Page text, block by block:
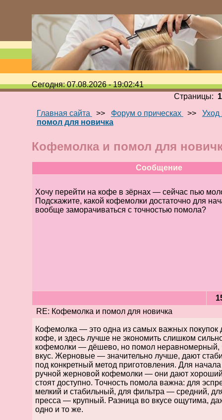
Сегодня: 07.08.2026 - 19:02:41
Страницы: 1
Главная сайта
>> Форум о прическах >> Уход
помол для новичка
Кофемолка и помол для
Сообщение
Хочу перейти на кофе в зёрнах — сейчас пью
Подскажите, какой кофемолки достаточно для
вообще заморачиваться с точностью помола?
RE: Кофемолка и помол для новичка
Кофемолка — это одна из самых важных покупок
кофе, и здесь лучше не экономить слишком
кофемолки — дёшево, но помол неравномерный,
вкус. Жерновые — значительно лучше, дают
под конкретный метод приготовления. Для начала
ручной жерновой кофемолки — они дают хороший
стоят доступно. Точность помола важна: для
мелкий и стабильный, для фильтра — средний,
пресса — крупный. Разница во вкусе ощутима,
одно и то же.